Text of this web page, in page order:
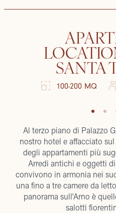
SANTA
100-200 MQ
Al terzo piano di Palazzo
nostro hotel e affacciato
degli appartamenti più
Arredi antichi e oggetti
convivono in armonia nei
una fino a tre camere da
panorama sull'Arno è
salotti